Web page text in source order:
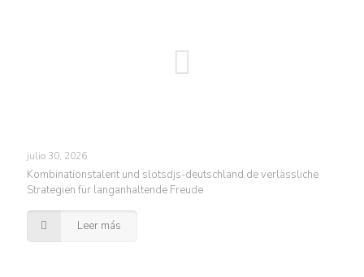
julio 30, 2026
Kombinationstalent und slotsdjs-deutschland.de verlässliche
Strategien für langanhaltende Freude
Leer más